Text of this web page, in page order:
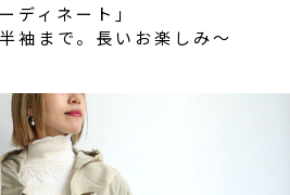
ディネート」
袖まで。長いお楽しみ〜